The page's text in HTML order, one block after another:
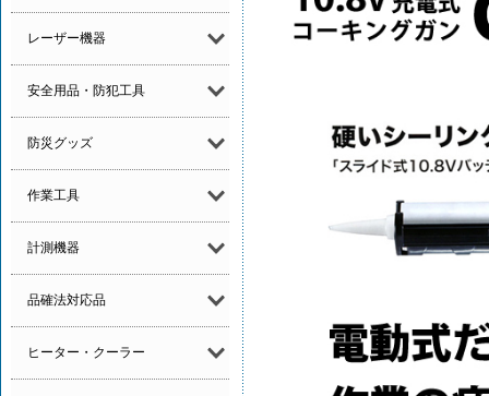
レーザー機器
安全用品・防犯工具
防災グッズ
作業工具
計測機器
品確法対応品
ヒーター・クーラー